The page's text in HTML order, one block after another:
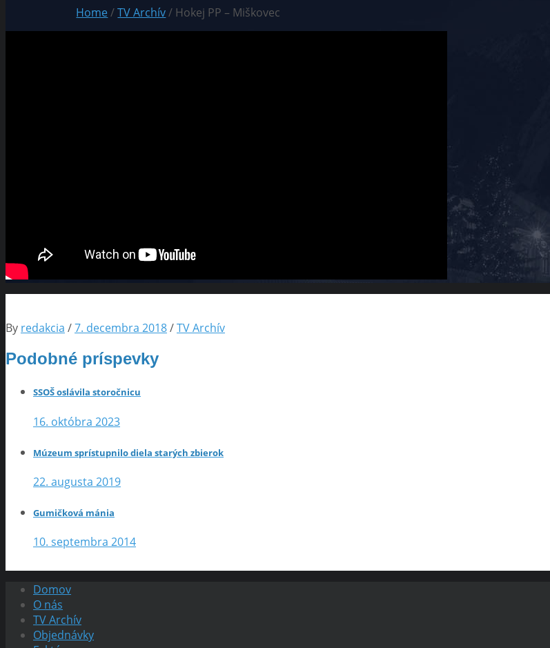
Home/TV Archív/ Hokej PP – Miškovec
By redakcia /7. decembra 2018/TV Archív
Podobné príspevky
SSOŠ oslávila storočnicu
16. októbra 2023
Múzeum sprístupnilo diela starých zbierok
22. augusta 2019
Gumičková mánia
10. septembra 2014
Domov
O nás
TV Archív
Objednávky